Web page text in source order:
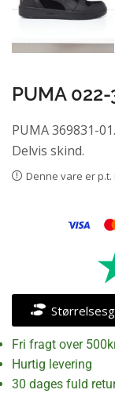
PUMA 022-
PUMA 369831-
Delvis skind.
Denne vare er
Fri fragt over
Hurtig levering
30 dages fuld